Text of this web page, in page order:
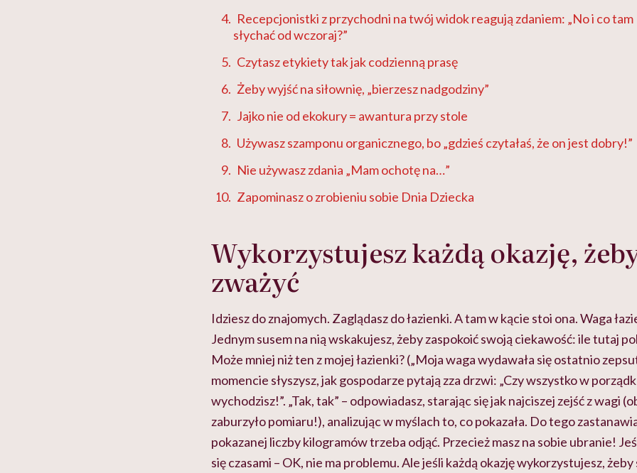
Recepcjonistki z przychodni na twój widok reagują zdaniem: „No i co tam
słychać od wczoraj?”
Czytasz etykiety tak jak codzienną prasę
Żeby wyjść na siłownię, „bierzesz nadgodziny”
Jajko nie od ekokury = awantura przy stole
Używasz szamponu organicznego, bo „gdzieś czytałaś, że on jest dobry!”
Nie używasz zdania „Mam ochotę na…”
Zapominasz o zrobieniu sobie Dnia Dziecka
Wykorzystujesz każdą okazję,
zważyć
Idziesz do znajomych. Zaglądasz do łazienki. A tam w kącie stoi ona. Waga
Jednym susem na nią wskakujesz, żeby zaspokoić swoją ciekawość: ile tutaj
Może mniej niż ten z mojej łazienki? („Moja waga wydawała się ostatnio
momencie słyszysz, jak gospodarze pytają zza drzwi: „Czy wszystko w
wychodzisz!”. „Tak, tak” – odpowiadasz, starając się jak najciszej zejść z wagi
zaburzyło pomiaru!), analizując w myślach to, co pokazała. Do tego
pokazanej liczby kilogramów trzeba odjąć. Przecież masz na sobie ubranie!
się czasami – OK, nie ma problemu. Ale jeśli każdą okazję wykorzystujesz,